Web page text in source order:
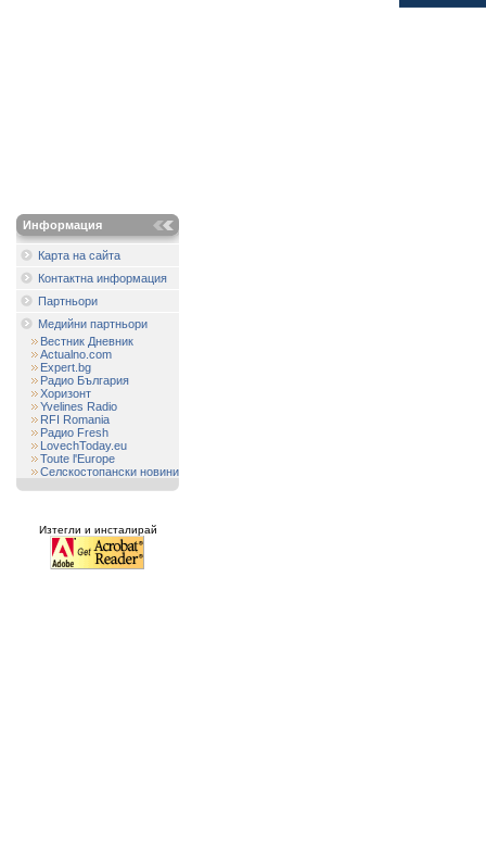
Информация
Карта на сайта
Контактна информация
Партньори
Медийни партньори
Вестник Дневник
Actualno.com
Expert.bg
Радио България
Хоризонт
Yvelines Radio
RFI Romania
Радио Fresh
LovechToday.eu
Toute l'Europe
Селскостопански новини
Изтегли и инсталирай